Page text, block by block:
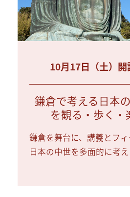
10月17日（土）
鎌倉で考える日本
を観る・歩く・
鎌倉を舞台に、講義とフ
日本の中世を多面的に考え